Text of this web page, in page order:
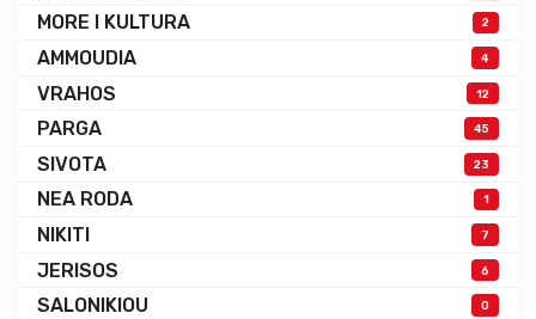
MORE I KULTURA 2
AMMOUDIA 4
VRAHOS 12
PARGA 45
SIVOTA 23
NEA RODA 1
NIKITI 7
JERISOS 6
SALONIKIOU 0